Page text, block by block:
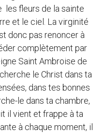
les fleurs de la sainte
et le ciel. La virginité
donc pas renoncer à
complètement par
Saint Ambroise de
le Christ dans ta
dans tes bonnes
le dans ta chambre,
il vient et frappe à ta
à chaque moment, il